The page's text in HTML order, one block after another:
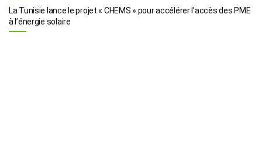
La Tunisie lance le projet « CHEMS » pour accélérer l’accès des PME
à l’énergie solaire